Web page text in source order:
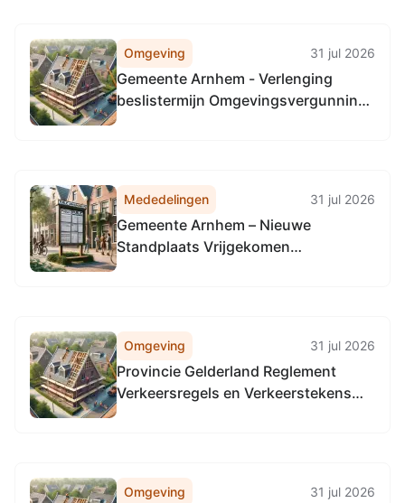
vakantieparken
Omgeving 31 jul 2026
Gemeente Arnhem - Verlenging
beslistermijn Omgevingsvergunning,
Mededelingen 31 jul 2026
Gemeente Arnhem – Nieuwe
Standplaats Vrijgekomen
Omgeving 31 jul 2026
Provincie Gelderland Reglement
Verkeersregels en Verkeerstekens
Omgeving 31 jul 2026